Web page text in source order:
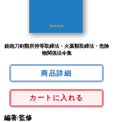
銃砲刀剣類所持等取締法・火薬類取締法・危険
物関係法令集
カートに入れる
編著/監修